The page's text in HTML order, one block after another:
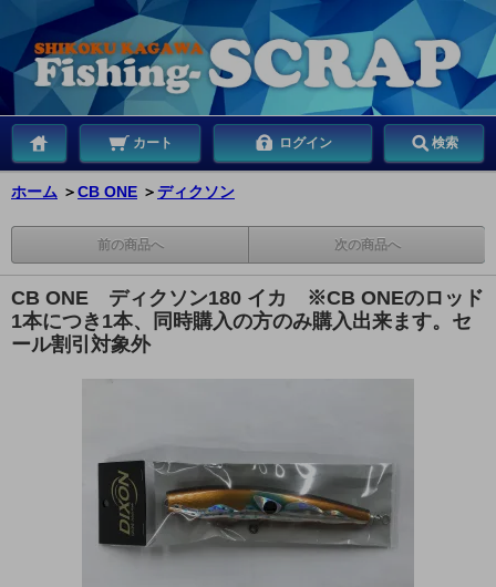
カート ログイン 検索
ホーム ＞CB ONE ＞ディクソン
前の商品へ 次の商品へ
CB ONE ディクソン180 イカ ※CB ONEのロッド
1本につき1本、同時購入の方のみ購入出来ます。セ
ール割引対象外